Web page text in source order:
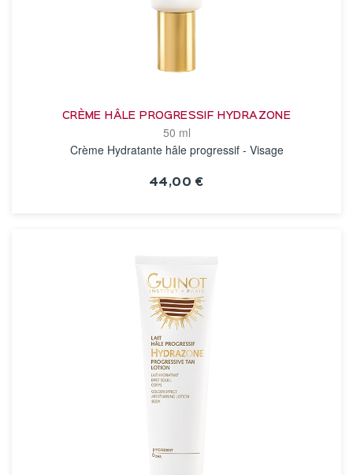
CRÈME HÂLE PROGRESSIF HYDRAZONE
50 ml
Crème Hydratante hâle progressif - Visage
44,00 €